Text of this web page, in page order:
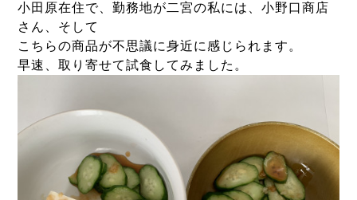
小田原在住で、勤務地が二宮の私には、小野口商店
さん、そして
こちらの商品が不思議に身近に感じられます。
早速、取り寄せて試食してみました。